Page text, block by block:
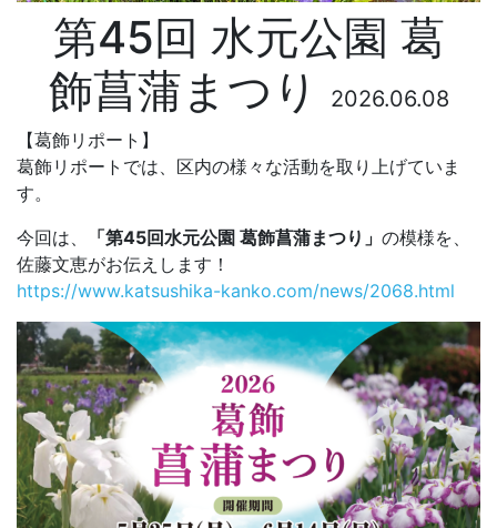
第45回 水元公園 葛
飾菖蒲まつり
2026.06.08
【葛飾リポート】
葛飾リポートでは、区内の様々な活動を取り上げていま
す。
今回は、
「第45回水元公園 葛飾菖蒲まつり」 の模様を、
佐藤文恵がお伝えします！
https://www.katsushika-kanko.com/news/2068.html